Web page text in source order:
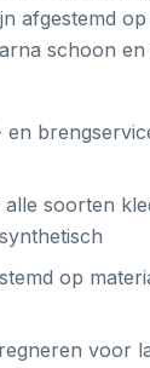
afgestemd
schoon
en
soorten
op
voor